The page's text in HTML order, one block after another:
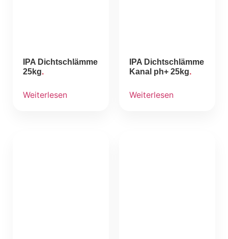
IPA Dichtschlämme
25kg
Weiterlesen
IPA Dichtschlämme
Kanal ph+ 25kg
Weiterlesen